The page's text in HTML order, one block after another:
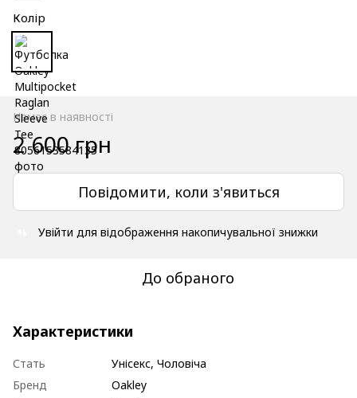
Колір
Немає в наявності
2 600 грн
Повідомити, коли з'явиться
Увійти для відображення накопичувальної знижки
До обраного
Характеристики
Стать
Унісекс, Чоловіча
Бренд
Oakley